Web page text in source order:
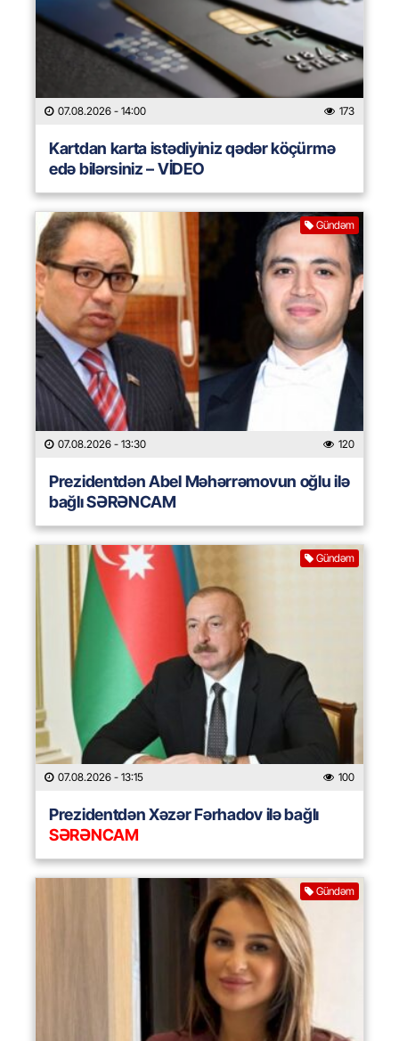
07.08.2026 - 14:00 173
Kartdan karta istədiyiniz qədər köçürmə
edə bilərsiniz – VİDEO
Gündəm
07.08.2026 - 13:30 120
Prezidentdən Abel Məhərrəmovun oğlu ilə
bağlı SƏRƏNCAM
Gündəm
07.08.2026 - 13:15 100
Prezidentdən Xəzər Fərhadov ilə bağlı
SƏRƏNCAM
Gündəm